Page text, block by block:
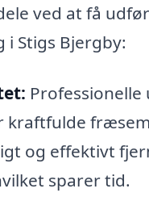
ved at få
Stigs Bjergby:
Professionelle
kraftfulde
og effektivt
sparer tid.